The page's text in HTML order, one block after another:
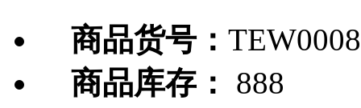
商品货号：
商品库存：
888